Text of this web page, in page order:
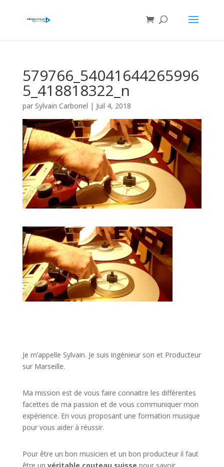
579766_54041644265996
5_418818322_n
par Sylvain Carbonel | Juil 4, 2018
Je m’appelle Sylvain. Je suis ingénieur son et Producteur
sur Marseille.
Ma mission est de vous faire connaitre les différentes
facettes de ma passion et de vous communiquer mon
expérience. En vous proposant une formation musique
pour vous aider à réussir.
Pour être un bon musicien et un bon producteur il faut